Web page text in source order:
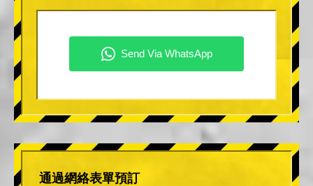
通過網絡表單預訂